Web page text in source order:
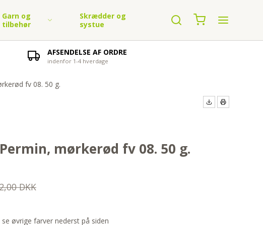
-
Garn og
tilbehør
Permin garn
Skrædder og
systue
AFSENDELSE AF ORDRE
indenfor 1-4 hverdage
fv 08. 50 g.
mørkerød fv 08. 50 g.
DKK
øvrige farver nederst på siden